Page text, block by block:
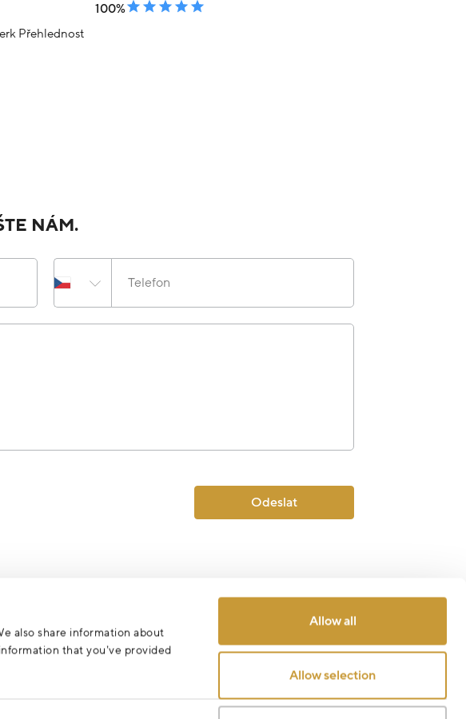
also share information about
that you’ve provided
Allow all
Allow selection
100%
Přehlednost
NÁM.
Telefon
Odeslat